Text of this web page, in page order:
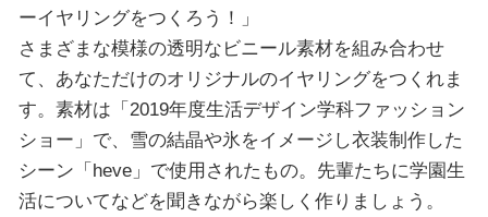
ーイヤリングをつくろう！」
さまざまな模様の透明なビニール素材を組み合わせ
て、あなただけのオリジナルのイヤリングをつくれま
す。素材は「2019年度生活デザイン学科ファッション
ショー」で、雪の結晶や氷をイメージし衣装制作した
シーン「heve」で使用されたもの。先輩たちに学園生
活についてなどを聞きながら楽しく作りましょう。